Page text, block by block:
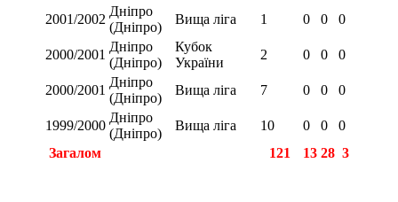
2001/2002
Дніпро
(Дніпро)
Вища ліга 1 0 0 0
2000/2001
Дніпро
(Дніпро)
Кубок
України
2 0 0 0
2000/2001
Дніпро
(Дніпро)
Вища ліга 7 0 0 0
1999/2000
Дніпро
(Дніпро)
Вища ліга 10 0 0
0
Загалом
121 13 28 3